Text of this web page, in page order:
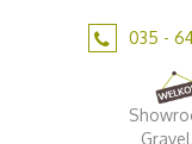
035 -